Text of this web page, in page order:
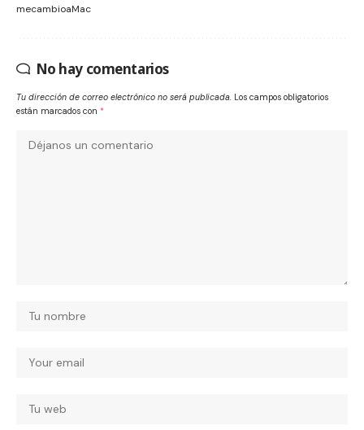
mecambioaMac
No hay comentarios
Tu dirección de correo electrónico no será publicada. Los campos obligatorios
están marcados con *